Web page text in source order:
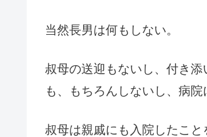
当然長男は何もしない。
叔母の送迎もないし、付き
も、もちろんしないし、病院
叔母は親戚にも入院したこと